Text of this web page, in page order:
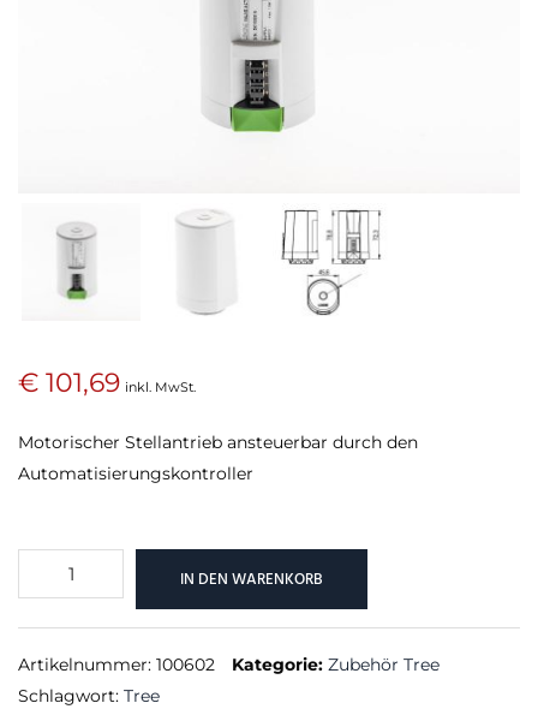
€ 101,69 inkl. MwSt.
Motorischer Stellantrieb ansteuerbar durch den
Automatisierungskontroller
Stellantrieb
Tree
Menge
IN DEN WARENKORB
Artikelnummer: 100602 Kategorie: Zubehör Tree
Schlagwort: Tree